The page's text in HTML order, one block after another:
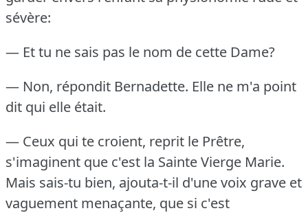
sévère:
— Et tu ne sais pas le nom de cette Dame?
— Non, répondit Bernadette. Elle ne m'a point
dit qui elle était.
— Ceux qui te croient, reprit le Prêtre,
s'imaginent que c'est la Sainte Vierge Marie.
Mais sais-tu bien, ajouta-t-il d'une voix grave et
vaguement menaçante, que si c'est